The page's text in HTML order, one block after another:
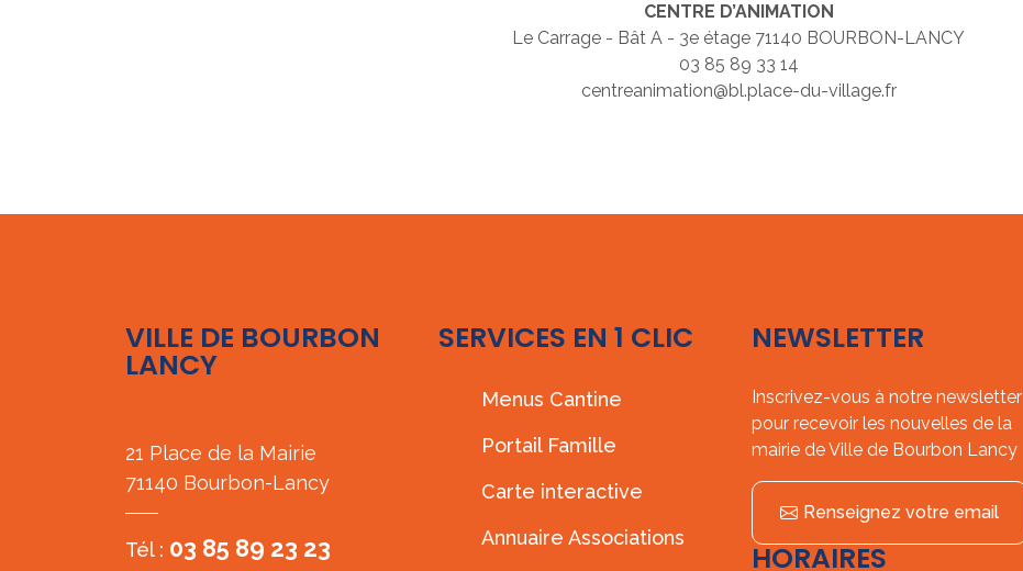
CENTRE D’ANIMATION
Le Carrage - Bât A - 3e étage 71140 BOURBON-LANCY
03 85 89 33 14
centreanimation@bl.place-du-village.fr
VILLE DE BOURBON
LANCY
21 Place de la Mairie
71140 Bourbon-Lancy
Tél : 03 85 89 23 23
SERVICES EN 1 CLIC
Menus Cantine
Portail Famille
Carte interactive
Annuaire Associations
NEWSLETTER
Inscrivez-vous à notre newsletter
pour recevoir les nouvelles de la
mairie de Ville de Bourbon Lancy
Renseignez votre email
HORAIRES